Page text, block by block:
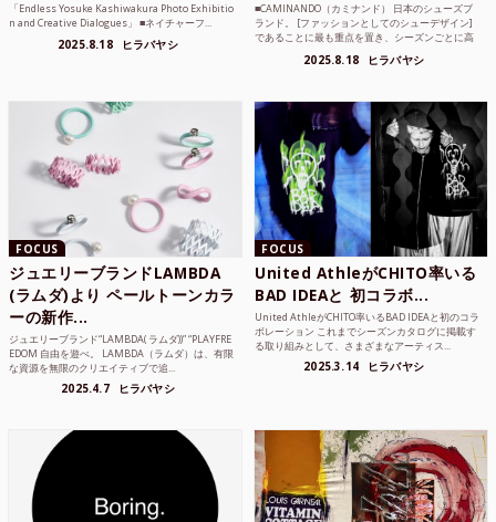
「Endless Yosuke Kashiwakura Photo Exhibitio
n and Creative Dialogues」 ■ネイチャーフ...
2025.8.18 ヒラバヤシ
■CAMINANDO（カミナンド） 日本のシューズブ
ランド。 [ファッションとしてのシューデザイン]
であることに最も重点を置き、シーズンごとに高
2025.8.18 ヒラバヤシ
FOCUS
ジュエリーブランドLAMBDA
(ラムダ)より ペールトーンカラ
ーの新作...
ジュエリーブランド“LAMBDA( ラムダ))” “PLAYFRE
EDOM 自由を遊べ。 LAMBDA（ラムダ）は、有限
な資源を無限のクリエイティブで追...
2025.4.7 ヒラバヤシ
FOCUS
United AthleがCHITO率いる
BAD IDEAと 初コラボ...
United AthleがCHITO率いるBAD IDEAと初のコラ
ボレーション これまでシーズンカタログに掲載す
る取り組みとして、さまざまなアーティス...
2025.3.14 ヒラバヤシ